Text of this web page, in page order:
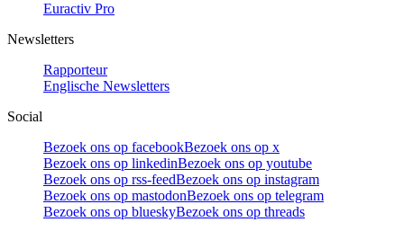
Euractiv Pro
Newsletters
Rapporteur
Englische Newsletters
Social
Bezoek ons op facebookBezoek ons op x
Bezoek ons op linkedinBezoek ons op youtube
Bezoek ons op rss-feedBezoek ons op instagram
Bezoek ons op mastodonBezoek ons op telegram
Bezoek ons op blueskyBezoek ons op threads